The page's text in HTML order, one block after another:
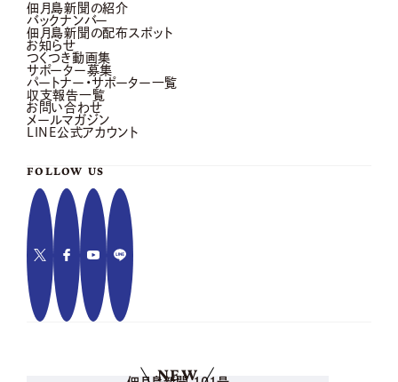
佃月島新聞の紹介
バックナンバー
佃月島新聞の配布スポット
お知らせ
つくつき動画集
サポーター募集
パートナー・サポーター一覧
収支報告一覧
お問い合わせ
メールマガジン
LINE公式アカウント
FOLLOW US
NEW